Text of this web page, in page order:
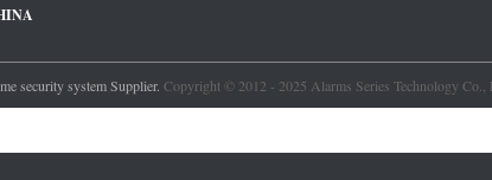
security systemSupplier. Copyright © 2012 - 2025 Alarms Series Technology